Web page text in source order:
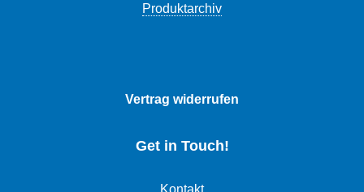
Produktarchiv
Vertrag widerrufen
Get in Touch!